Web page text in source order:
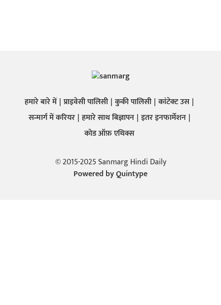
हमारे बारे में प्राइवेसी पालिसी कुकी पालिसी कांटेक्ट उस
सन्मार्ग में करियर हमारे साथ बिज्ञापन इतर इनफार्मेशन
कोड ऑफ़ एथिक्स
© 2015-2025 Sanmarg Hindi Daily
Powered byQuintype